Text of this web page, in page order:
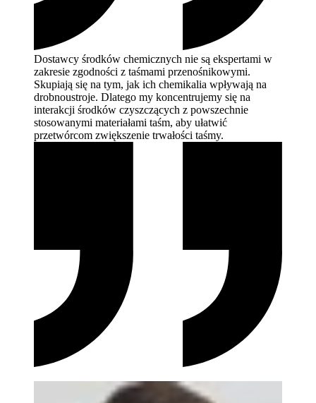
Dostawcy środków chemicznych nie są ekspertami w
zakresie zgodności z taśmami przenośnikowymi.
Skupiają się na tym, jak ich chemikalia wpływają na
drobnoustroje. Dlatego my koncentrujemy się na
interakcji środków czyszczących z powszechnie
stosowanymi materiałami taśm, aby ułatwić
przetwórcom zwiększenie trwałości taśmy.